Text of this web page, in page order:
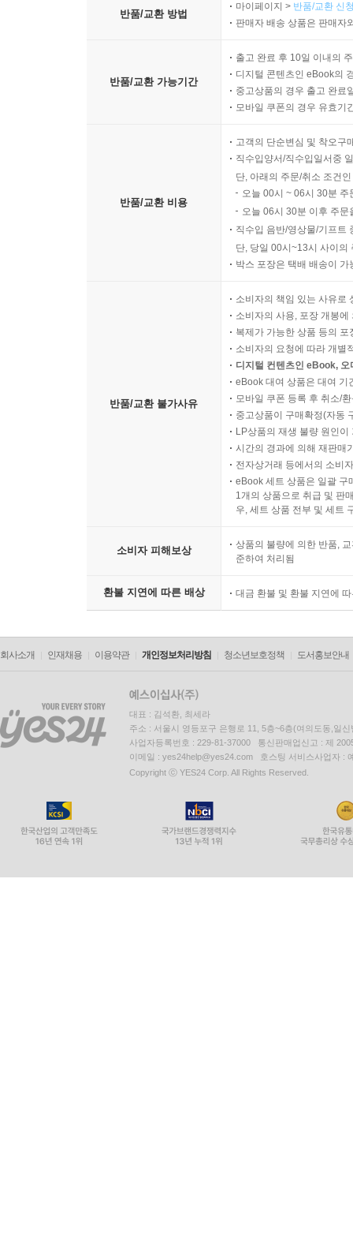
반품/교환 방법
마이페이지 > 반품/교환 신
판매자 배송 상품은 판매자
반품/교환 가능기간
출고 완료 후 10일 이내의
디지털 콘텐츠인 eBook의
중고상품의 경우 출고 완료
모바일 쿠폰의 경우 유효기
반품/교환 비용
고객의 단순변심 및 착오구
직수입양서/직수입일서중
단, 아래의 주문/취소 조건
오늘 00시 ~ 06시 30분
오늘 06시 30분 이후 주
직수입 음반/영상물/기프트
단, 당일 00시~13시 사이의
박스 포장은 택배 배송이
반품/교환 불가사유
소비자의 책임 있는 사유로
소비자의 사용, 포장 개봉
복제가 가능한 상품 등의
소비자의 요청에 따라 개별
디지털 컨텐츠인 eBook,
eBook 대여 상품은 대여 기
모바일 쿠폰 등록 후 취소/
중고상품이 구매확정(자동
LP상품의 재생 불량 원인
시간의 경과에 의해 재판매
전자상거래 등에서의 소비
eBook 세트 상품은 일괄 구
1개의 상품으로 취급 및 판
우, 세트 상품 전부 및 세트
소비자 피해보상
상품의 불량에 의한 반품,
준하여 처리됨
환불 지연에 따른 배상 대금 환불 및 환불 지연에
회사소개 인재채용 이용약관 개인정보처리방침 청소년보호정책 도서홍보안내
대표 : 김석환, 최세라
주소 : 서울시 영등포구 은행로 11, 5층~6층(여의도동,일신
사업자등록번호 : 229-81-37000 통신판매업신고 : 제
이메일 : yes24help@yes24.com 호스팅 서비스사업자 :
Copyright ⓒ YES24 Corp. All Rights Reserved.